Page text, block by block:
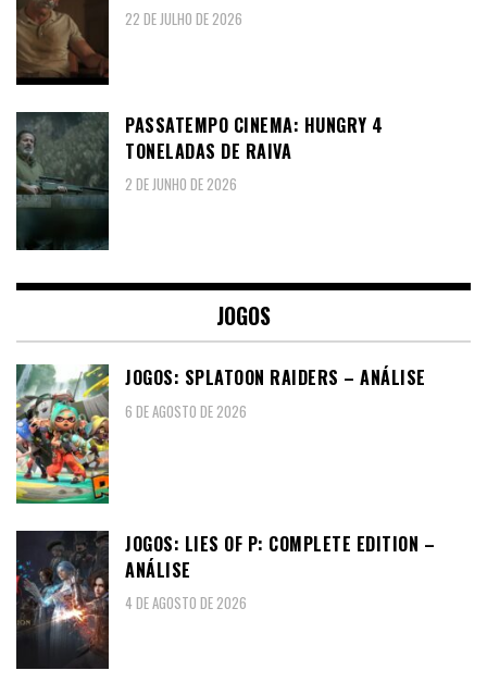
22 DE JULHO DE 2026
PASSATEMPO CINEMA: HUNGRY 4
TONELADAS DE RAIVA
2 DE JUNHO DE 2026
JOGOS
JOGOS: SPLATOON RAIDERS – ANÁLISE
6 DE AGOSTO DE 2026
JOGOS: LIES OF P: COMPLETE EDITION –
ANÁLISE
4 DE AGOSTO DE 2026